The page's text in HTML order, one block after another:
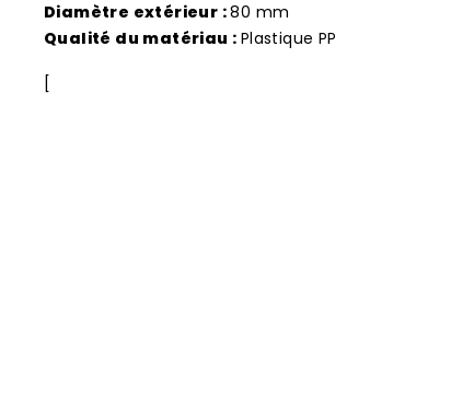
Diamètre extérieur :80 mm
Qualité du matériau : Plastique PP
[